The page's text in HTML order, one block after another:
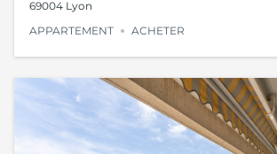
69004 Lyon
APPARTEMENT
ACHETER